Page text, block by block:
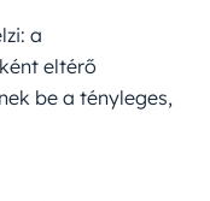
a
eltérő
be a tényleges,